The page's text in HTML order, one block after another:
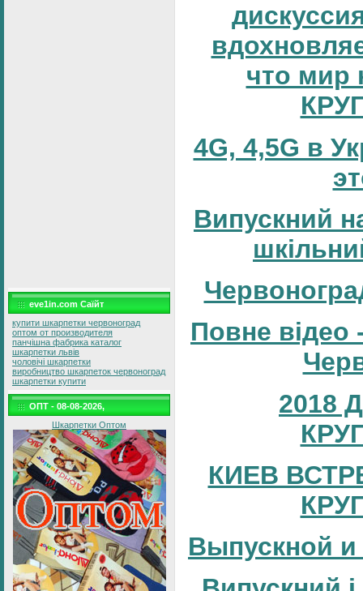
eve1in.com Саїйт
купити шкарпетки червоноград
оптом от производителя
панчішна фабрика каталог
шкарпетки львів
чоловічі шкарпетки
виробництво шкарпеток червоноград
шкарпетки купити
ОПТ - 08-08-2026,
Шкарпетки Оптом
что мир
4G, 4,5G в
Випускний
Повне відео
2018
КИЕВ
Выпускной и